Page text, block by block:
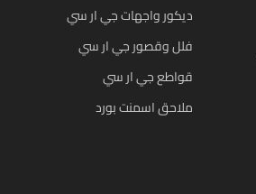
ديكور واجهات جي ار سي
فلل وقصور جي ار سي
قواطع جي ار سي
ملاحق اسمنت بورد